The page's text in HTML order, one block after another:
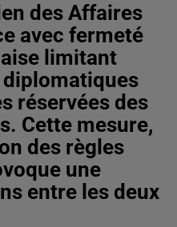
des Affaires
avec fermeté
limitant
diplomatiques
réservées des
Cette mesure,
des règles
une
entre les deux